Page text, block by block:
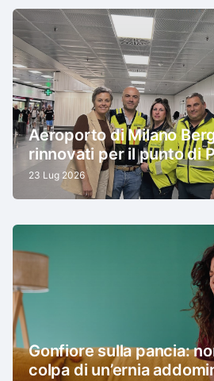
Aeroporto di Milano
rinnovati per il punto di
23 Lug 2026
Gonfiore sulla pancia:
colpa di un’ernia